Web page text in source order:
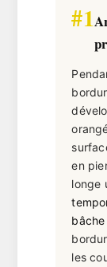
#1
en
longe
bâche
les